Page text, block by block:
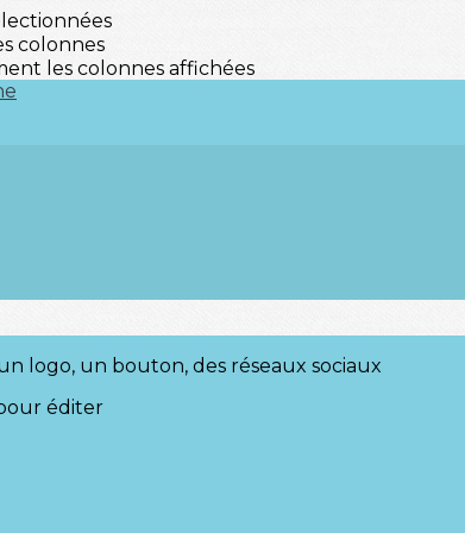
colonnes
les colonnes affichées
logo, un bouton, des réseaux sociaux
éditer